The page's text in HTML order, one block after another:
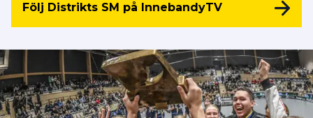
Följ Distrikts SM på InnebandyTV